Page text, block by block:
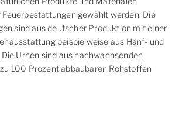
Feuerbestattungen gewählt werden. Die
sind aus deutscher Produktion mit einer
beispielweise aus Hanf- und
Urnen sind aus nachwachsenden
100 Prozent abbaubaren Rohstoffen